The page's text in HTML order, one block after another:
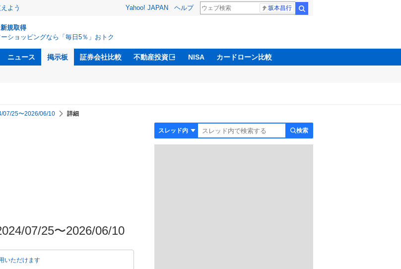
よう Yahoo! JAPAN ヘルプ 坂本昌行
新規取得
ーショッピングなら「毎日5％」おトク
ニュース 掲示板 証券会社比較 不動産投資 NISA カードローン比較
07/25〜2026/06/10 詳細
検索
07/25〜2026/06/10
いただけます